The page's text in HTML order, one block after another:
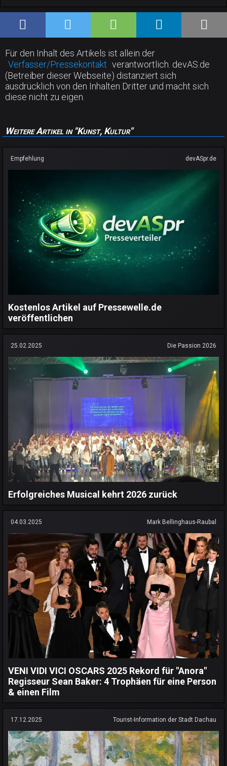
Für den Inhalt des Artikels ist allein der
Verfasser/Pressekontakt verantwortlich. devAS.de
(Betreiber dieser Webseite) distanziert sich
ausdrücklich von den Inhalten Dritter und macht sich
diese nicht zu eigen.
Weitere Artikel in "Kunst, Kultur"
Empfehlung devASpr.de
Kostenlos Artikel auf Pressewelle.de
veröffentlichen
25.02.2025 Die Passion 2026
Erfolgreiches Musical kehrt 2026 zurück
04.03.2025 Mark Bellinghaus-Raubal
VENI VIDI VICI OSCARS 2025 Rekord für "Anora"
Regisseur Sean Baker: 4 Trophäen für eine Person
& einen Film
17.12.2025 Tourist-Information der Stadt Dachau